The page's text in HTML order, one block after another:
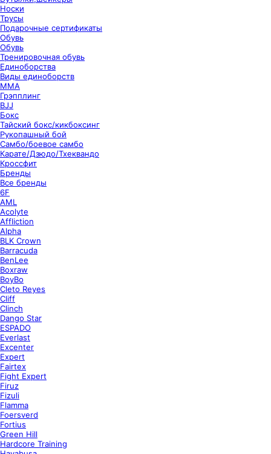
Носки
Трусы
Подарочные сертификаты
Обувь
Обувь
Тренировочная обувь
Единоборства
Виды единоборств
ММА
Грэпплинг
BJJ
Бокс
Тайский бокс/кикбоксинг
Рукопашный бой
Самбо/боевое самбо
Карате/Дзюдо/Тхеквандо
Кроссфит
Бренды
Все бренды
6F
AML
Acolyte
Affliction
Alpha
BLK Crown
Barracuda
BenLee
Boxraw
BoyBo
Cleto Reyes
Cliff
Clinch
Dango Star
ESPADO
Everlast
Excenter
Expert
Fairtex
Fight Expert
Firuz
Fizuli
Flamma
Foersverd
Fortius
Green Hill
Hardcore Training